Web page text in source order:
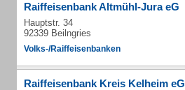
Raiffeisenbank Altmühl-Jura eG
Hauptstr. 34
92339 Beilngries
Volks-/Raiffeisenbanken
Raiffeisenbank Kreis Kelheim eG